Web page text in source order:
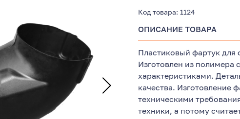
Код товара: 1124
ОПИСАНИЕ ТОВАРА
Пластиковый фартук для
Изготовлен из
характеристиками.
качества. Изготовление
техническими
техники, а потому